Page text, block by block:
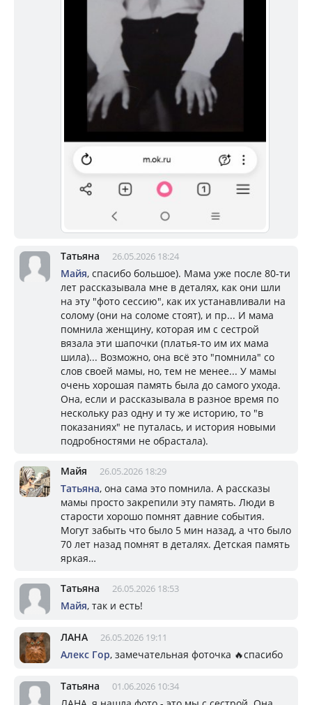
Татьяна 26.05.2026 18:24
Майя, спасибо большое). Мама уже после 80-ти
лет рассказывала мне в деталях, как они шли
на эту "фото сессию", как их устанавливали на
солому (они на соломе стоят), и пр... И мама
помнила женщину, которая им с сестрой
вязала эти шапочки (платья-то им их мама
шила)... Возможно, она всё это "помнила" со
слов своей мамы, но, тем не менее... У мамы
очень хорошая память была до самого ухода.
Она, если и рассказывала в разное время по
нескольку раз одну и ту же историю, то "в
показаниях" не путалась, и история новыми
подробностями не обрастала).
Майя 26.05.2026 18:29
Татьяна, она сама это помнила. А рассказы
мамы просто закрепили эту память. Люди в
старости хорошо помнят давние события.
Могут забыть что было 5 мин назад, а что было
70 лет назад помнят в деталях. Детская память
яркая…
Татьяна 26.05.2026 18:53
Майя, так и есть!
ЛАНА 26.05.2026 19:11
Алекс Гор, замечательная фоточка 🔥спасибо
Татьяна 01.06.2026 10:34